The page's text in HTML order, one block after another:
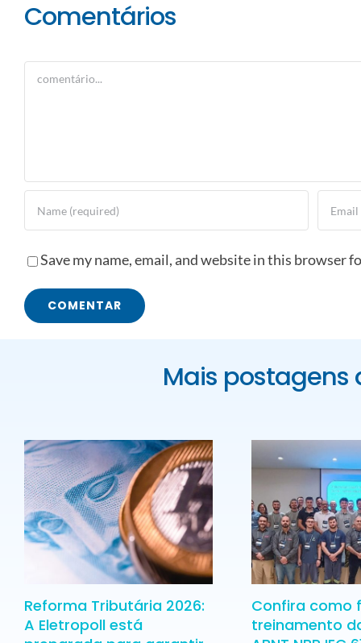
Comentários
Comment
Save my name, email, and website in this browser
Mais postagens
Reforma Tributária 2026:
A Eletropoll está
Confira como
treinamento